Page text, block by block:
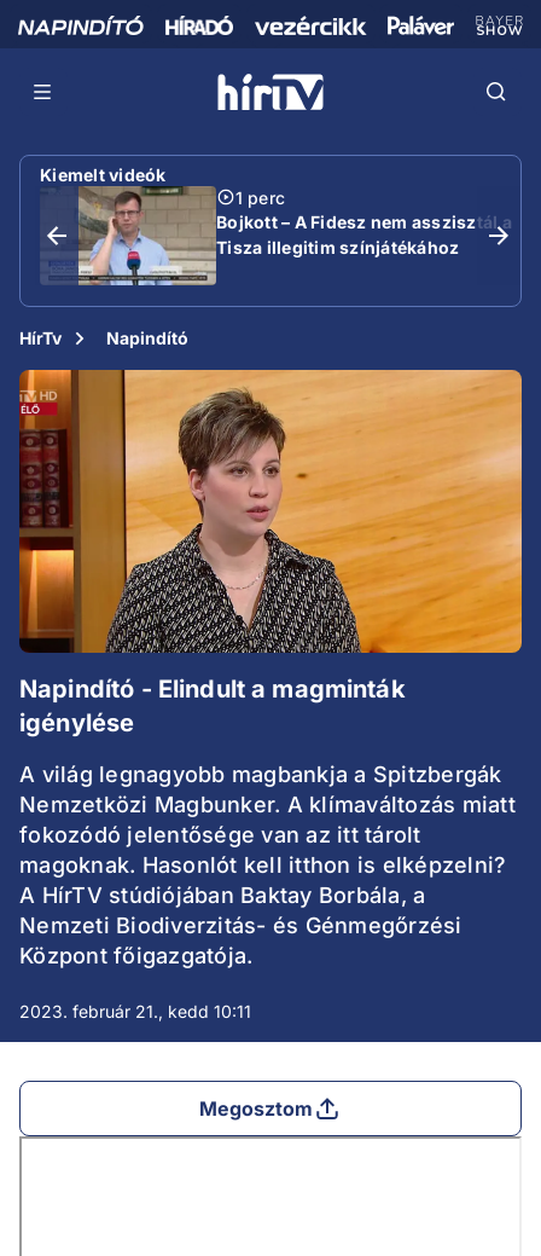
Kiemelt videók
1 perc
Bojkott – A Fidesz nem asszisztál a
Tisza illegitim színjátékához
HírTv Napindító
Napindító - Elindult a magminták
igénylése
A világ legnagyobb magbankja a Spitzbergák
Nemzetközi Magbunker. A klímaváltozás miatt
fokozódó jelentősége van az itt tárolt
magoknak. Hasonlót kell itthon is elképzelni?
A HírTV stúdiójában Baktay Borbála, a
Nemzeti Biodiverzitás- és Génmegőrzési
Központ főigazgatója.
2023. február 21., kedd 10:11
Megosztom